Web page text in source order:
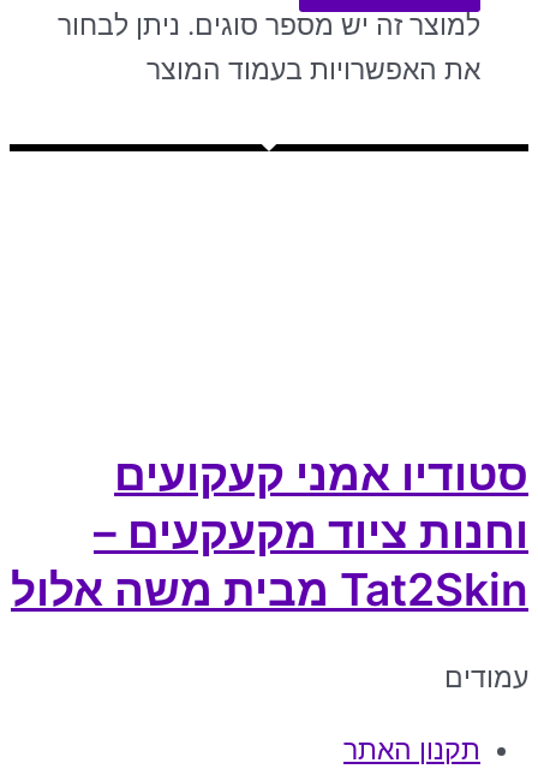
למוצר זה יש מספר סוגים. ניתן לבחור
את האפשרויות בעמוד המוצר
סטודיו אמני קעקועים
וחנות ציוד מקעקעים –
Tat2Skin מבית משה אלול
עמודים
תקנון האתר